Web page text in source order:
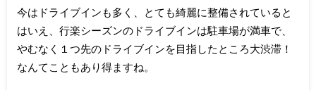
今はドライブインも多く、とても綺麗に整備されていると
はいえ、行楽シーズンのドライブインは駐車場が満車で、
やむなく１つ先のドライブインを目指したところ大渋滞！
なんてこともあり得ますね。